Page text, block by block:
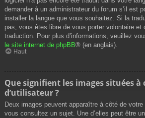
demander à un administrateur du forum s’il est
installer la langue que vous souhaitez. Si la
pas, vous êtes libre de vous porter volontaire et
traduction. Pour plus d’informations, veuillez
le site internet de phpBB® (en anglais).
Haut
Que signifient les images situées à
d’utilisateur ?
Deux images peuvent apparaître à côté de votre
vous consultez un sujet. Une d’elles peut être